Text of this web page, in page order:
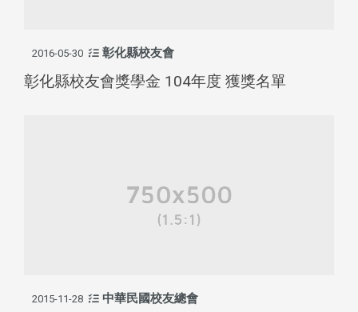
2016-05-30 彰化縣校友會
彰化縣校友會獎學金 104年度 獲獎名單
2015-11-28 中華民國校友總會